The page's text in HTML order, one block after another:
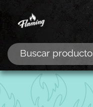
al
contenido